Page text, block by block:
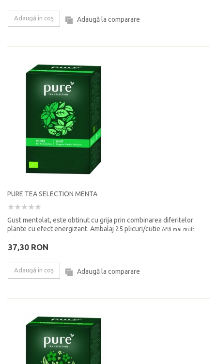
Adaugă în coş Adaugă la comparare
PURE TEA SELECTION MENTA
Gust mentolat, este obtinut cu grija prin combinarea diferitelor
plante cu efect energizant. Ambalaj 25 plicuri/cutie Află mai mult
37,30 RON
Adaugă în coş Adaugă la comparare